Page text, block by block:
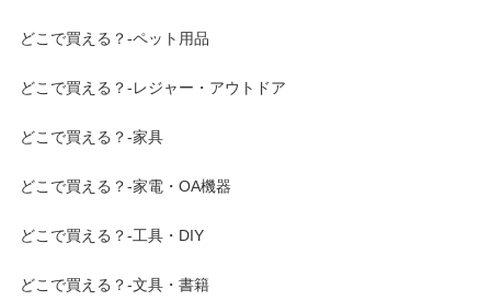
どこで買える？-ペット用品
どこで買える？-レジャー・アウトドア
どこで買える？-家具
どこで買える？-家電・OA機器
どこで買える？-工具・DIY
どこで買える？-文具・書籍